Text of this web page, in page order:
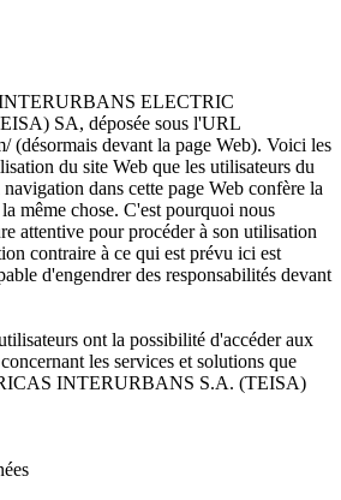
ELECTRIC
SA, déposée sous l'URL
(désormais devant la page Web). Voici les
du site Web que les utilisateurs du
dans cette page Web confère la
même chose. C'est pourquoi nous
attentive pour procéder à son utilisation
contraire à ce qui est prévu ici est
d'engendrer des responsabilités devant
ont la possibilité d'accéder aux
les services et solutions que
INTERURBANS S.A. (TEISA)